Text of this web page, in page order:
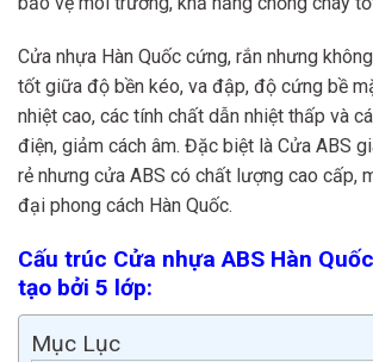
Cửa nhựa Hàn Quốc cứng, rắn nhưng
tốt giữa độ bền kéo, va đập, độ cứng bề
nhiệt cao, các tính chất dẫn nhiệt thấp và
điện, giảm cách âm. Đặc biệt là Cửa ABS
rẻ nhưng cửa ABS có chất lượng cao cấp,
đại phong cách Hàn Quốc.
Cấu trúc Cửa nhựa ABS Hàn
tạo bởi 5 lớp:
Mục Lục